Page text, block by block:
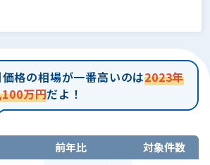
格の相場が一番高いのは2023年
万円だよ！
前年比
対象件数